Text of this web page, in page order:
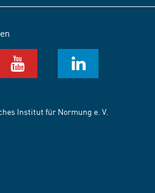
Institut für Normung e. V.